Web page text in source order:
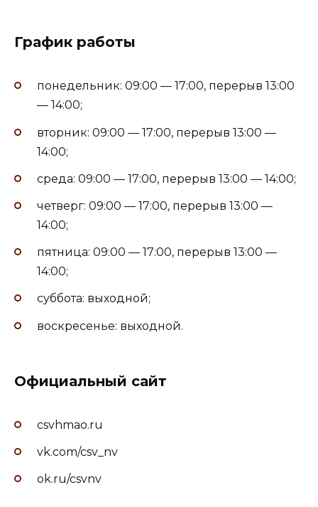
График работы
понедельник: 09:00 — 17:00, перерыв 13:00
— 14:00;
вторник: 09:00 — 17:00, перерыв 13:00 —
14:00;
среда: 09:00 — 17:00, перерыв 13:00 — 14:00;
четверг: 09:00 — 17:00, перерыв 13:00 —
14:00;
пятница: 09:00 — 17:00, перерыв 13:00 —
14:00;
суббота: выходной;
воскресенье: выходной.
Официальный сайт
csvhmao.ru
vk.com/csv_nv
ok.ru/csvnv